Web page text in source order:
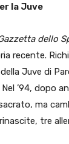
la Juve
dello
recente.
della Juve di
’94, dopo
ma
tre